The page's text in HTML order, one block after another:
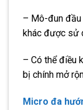
– Mô-đun đầu
khác được sử
– Có thể điều
bị chính mở
Micro đa